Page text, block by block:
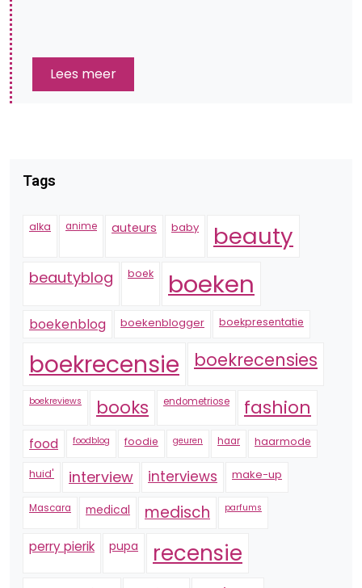
Lees meer
Tags
alka anime auteurs baby beauty
beautyblog boek boeken
boekenblog boekenblogger boekpresentatie
boekrecensie boekrecensies
boekreviews books endometriose fashion
food foodblog foodie geuren haar haarmode
huid' interview interviews make-up
Mascara medical medisch parfums
perry pierik pupa recensie